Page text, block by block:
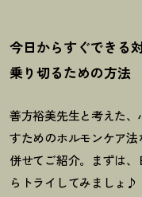
今日からすぐできる
乗り切るための方法
善方裕美先生と考えた
すためのホルモンケア
併せてご紹介。まずは
らトライしてみましょ♪